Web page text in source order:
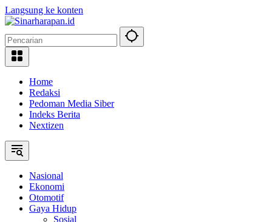
Langsung ke konten
Home
Redaksi
Pedoman Media Siber
Indeks Berita
Nextizen
Nasional
Ekonomi
Otomotif
Gaya Hidup
Sosial